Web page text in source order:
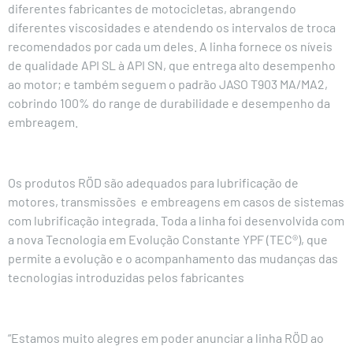
diferentes fabricantes de motocicletas, abrangendo
diferentes viscosidades e atendendo os intervalos de troca
recomendados por cada um deles. A linha fornece os níveis
de qualidade API SL à API SN, que entrega alto desempenho
ao motor; e também seguem o padrão JASO T903 MA/MA2,
cobrindo 100% do range de durabilidade e desempenho da
embreagem.
Os produtos RÖD são adequados para lubrificação de
motores, transmissões e embreagens em casos de sistemas
com lubrificação integrada. Toda a linha foi desenvolvida com
a nova Tecnologia em Evolução Constante YPF (TEC®), que
permite a evolução e o acompanhamento das mudanças das
tecnologias introduzidas pelos fabricantes
“Estamos muito alegres em poder anunciar a linha RÖD ao